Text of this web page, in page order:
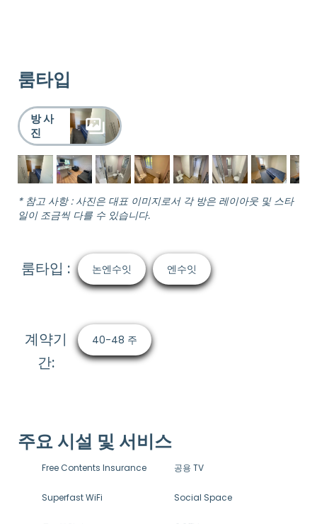
룸타입
방 사
진
* 참고 사항 : 사진은 대표 이미지로서 각 방은 레이아웃 및 스타
일이 조금씩 다를 수 있습니다.
룸타입 : 논엔수잇 엔수잇
계약기
간:
40-48 주
주요 시설 및 서비스
Free Contents Insurance 공용 TV
Superfast WiFi Social Space